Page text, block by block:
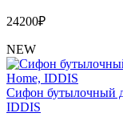
24200₽
NEW
Сифон бутылочный
IDDIS